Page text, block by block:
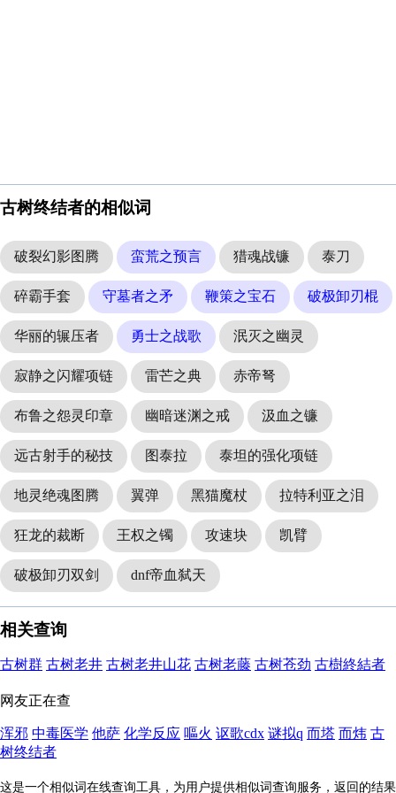
古树终结者的相似词
破裂幻影图腾 蛮荒之预言 猎魂战镰 泰刀
碎霸手套 守墓者之矛 鞭策之宝石 破极卸刃棍
华丽的辗压者 勇士之战歌 泯灭之幽灵
寂静之闪耀项链 雷芒之典 赤帝弩
布鲁之怨灵印章 幽暗迷渊之戒 汲血之镰
远古射手的秘技 图泰拉 泰坦的强化项链
地灵绝魂图腾 翼弹 黑猫魔杖 拉特利亚之泪
狂龙的裁断 王权之镯 攻速块 凯臂
破极卸刃双剑 dnf帝血弑天
相关查询
古树群 古树老井 古树老井山花 古树老藤 古树苍劲 古樹終結者
网友正在查
浑邪 中毒医学 他萨 化学反应 嘔火 讴歌cdx 谜拟q 而塔 而炜 古
树终结者
这是一个相似词在线查询工具，为用户提供相似词查询服务，返回的结果